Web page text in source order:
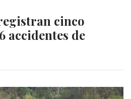
cinco
accidentes de